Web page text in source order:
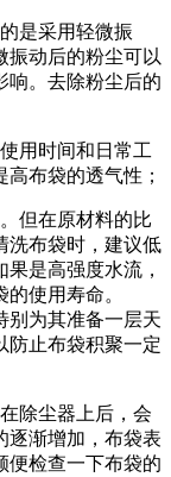
是采用轻微振
振动后的粉尘可以
响。去除粉尘后的
用时间和日常工
布袋的透气性；
但在原材料的比
洗布袋时，建议低
是高强度水流，
使用寿命。
别为其准备一层天
防止布袋积聚一定
除尘器上后，会
逐渐增加，布袋表
便检查一下布袋的